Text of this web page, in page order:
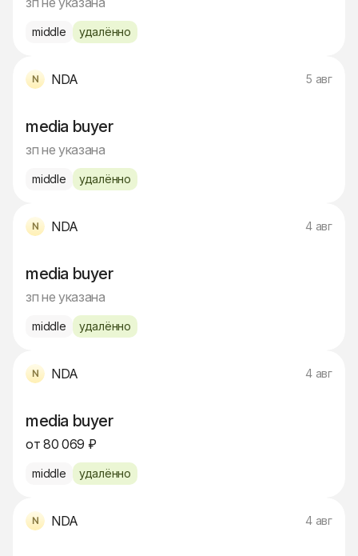
middle удалённо
NDA 5 авг
media buyer
зп не указана
middle удалённо
NDA 4 авг
media buyer
зп не указана
middle удалённо
NDA 4 авг
media buyer
от 80 069 ₽
middle удалённо
NDA 4 авг